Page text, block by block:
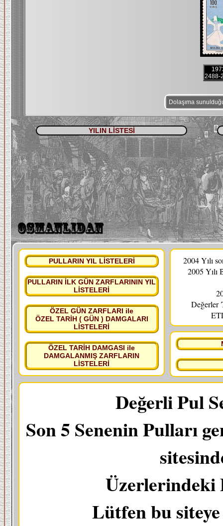
2488-
Dolaşıma
YILIN LİSTESİ
PULLARIN YIL LİSTELERİ
PULLARIN İLK GÜN ZARFLARININ YIL
LİSTELERİ
ÖZEL GÜN ZARFLARI ile
ÖZEL TARİH ( GÜN ) DAMGALARI
LİSTELERİ
ÖZEL TARİH DAMGASI ile
DAMGALANMIŞ ZARFLARIN
LİSTELERİ
2004 Yılı
2005 Yılı
Değerler
Değerli Pul
Son 5 Senenin Pulları
Üzerlerindeki
Lütfen bu